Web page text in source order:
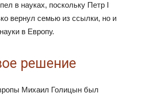
в науках, поскольку Петр I
вернул семью из ссылки, но и
в Европу.
решение
Михаил Голицын был